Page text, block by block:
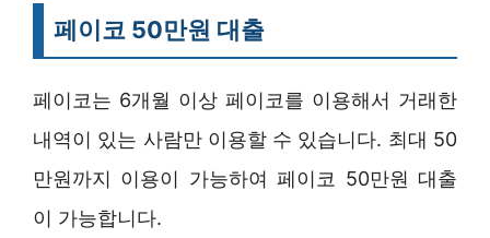
페이코 50만원 대출
페이코는 6개월 이상 페이코를 이용해서 거래한
내역이 있는 사람만 이용할 수 있습니다. 최대 50
만원까지 이용이 가능하여 페이코 50만원 대출
이 가능합니다.